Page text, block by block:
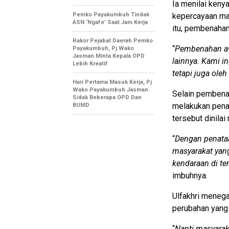
Ia menilai
kepercayaan
itu,
“Pembenahan
lainnya. Kami
tetapi juga oleh
Selain
melakukan
tersebut dinilai
“Dengan
masyarakat
kendaraan di
imbuhnya.
Ulfakhri
perubahan
Pemko Payakumbuh Tindak
ASN ‘Ngafe’ Saat Jam Kerja
Rakor Pejabat Daerah Pemko
Payakumbuh, Pj Wako
Jasman Minta Kepala OPD
Lebih Kreatif
Hari Pertama Masuk Kerja, Pj
Wako Payakumbuh Jasman
Sidak Beberapa OPD Dan
BUMD